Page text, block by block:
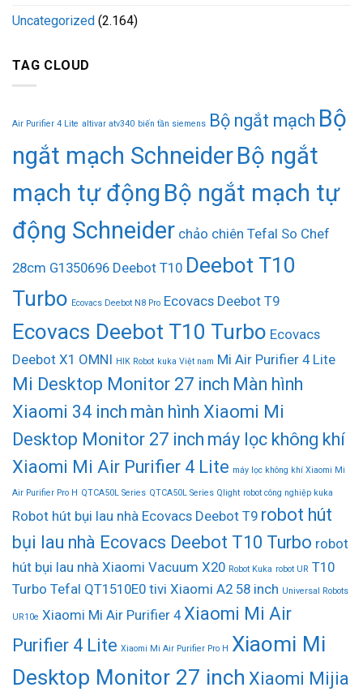
Uncategorized (2.164)
TAG CLOUD
Air Purifier 4 Lite altivar atv340 biến tần siemens Bộ ngắt mạch Bộ
ngắt mạch SchneiderBộ ngắt
mạch tự động Bộ ngắt mạch tự
động Schneider chảo chiên Tefal So Chef
28cm G1350696 Deebot T10 Deebot T10
Turbo Ecovacs Deebot N8 Pro Ecovacs Deebot T9
Ecovacs Deebot T10 Turbo Ecovacs
Deebot X1 OMNI HIK Robot kuka Việt nam Mi Air Purifier 4 Lite
Mi Desktop Monitor 27 inch Màn hình
Xiaomi 34 inch màn hình Xiaomi Mi
Desktop Monitor 27 inch máy lọc không khí
Xiaomi Mi Air Purifier 4 Lite máy lọc không khí Xiaomi Mi
Air Purifier Pro H QTCA50L Series QTCA50L Series Qlight robot công nghiệp kuka
Robot hút bụi lau nhà Ecovacs Deebot T9 robot hút
bụi lau nhà Ecovacs Deebot T10 Turbo robot
hút bụi lau nhà Xiaomi Vacuum X20 Robot Kuka robot UR T10
Turbo Tefal QT1510E0 tivi Xiaomi A2 58 inch Universal Robots
UR10e Xiaomi Mi Air Purifier 4 Xiaomi Mi Air
Purifier 4 Lite Xiaomi Mi Air Purifier Pro H Xiaomi Mi
Desktop Monitor 27 inch Xiaomi Mijia